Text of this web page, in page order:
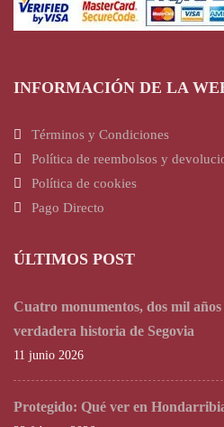
INFORMACIÓN DE LA
Términos y Condiciones
Política de reembolsos y
Política de cookies
Pago Directo
ÚLTIMOS POST
Cuatro monumentos, dos mil
verdadera historia de Segovia
11 junio 2026
Protegido: Qué ver en